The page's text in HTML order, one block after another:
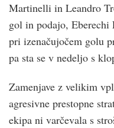
Martinelli in Leandro
gol in podajo,
pri izenačujočem golu
pa sta se v nedeljo s
Zamenjave z velikim
agresivne prestopne
ekipa ni varčevala s